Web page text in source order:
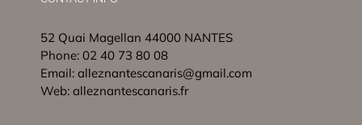
52 Quai Magellan 44000 NANTES
Phone: 02 40 73 80 08
Email: alleznantescanaris@gmail.com
Web: alleznantescanaris.fr